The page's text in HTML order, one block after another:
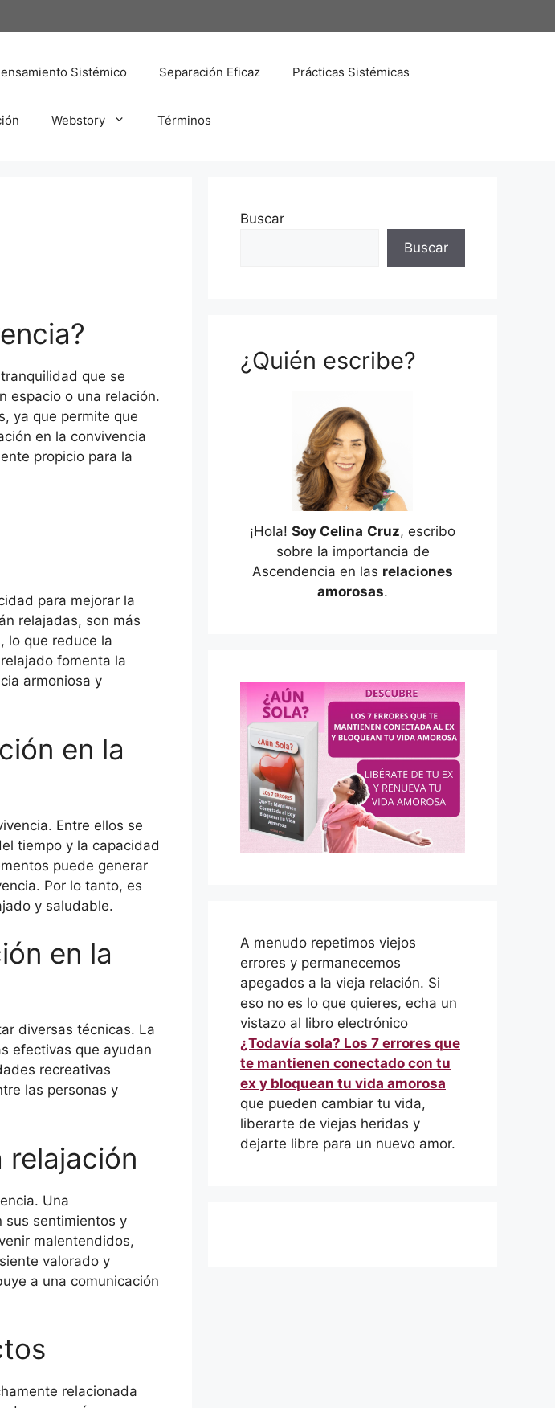
Sistémico Separación Eficaz Prácticas Sistémicas
Webstory Términos
que se
espacio o una relación.
ya que permite que
en la convivencia
propicio para la
para mejorar la
relajadas, son más
lo que reduce la
fomenta la
armoniosa y
en la
Entre ellos se
tiempo y la capacidad
puede generar
Por lo tanto, es
y saludable.
en la
diversas técnicas. La
efectivas que ayudan
recreativas
las personas y
relajación
Una
sus sentimientos y
malentendidos,
valorado y
a una comunicación
relacionada
Buscar
Buscar
¿Quién escribe?
¡Hola! Soy Celina Cruz, escribo
sobre la importancia de
Ascendencia en las relaciones
amorosas.
A menudo repetimos viejos
errores y permanecemos
apegados a la vieja relación. Si
eso no es lo que quieres, echa un
vistazo al libro electrónico
¿Todavía sola? Los 7 errores que
te mantienen conectado con tu
ex y bloquean tu vida amorosa
que pueden cambiar tu vida,
liberarte de viejas heridas y
dejarte libre para un nuevo amor.